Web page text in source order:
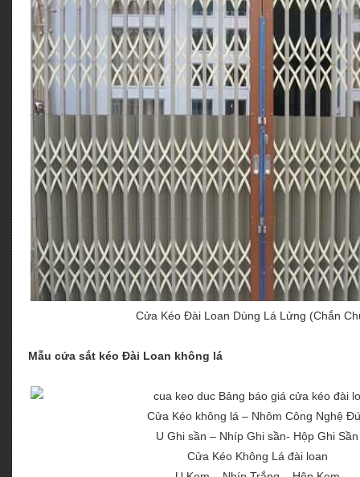
Cửa Kéo Đài Loan Dùng Lá Lửng (Chắn
Mẫu cửa sắt kéo Đài Loan không lá
Cửa Kéo không lá – Nhôm Công Nghệ
U Ghi sần – Nhíp Ghi sần- Hộp Ghi Sần
Cửa Kéo Không Lá đài loan